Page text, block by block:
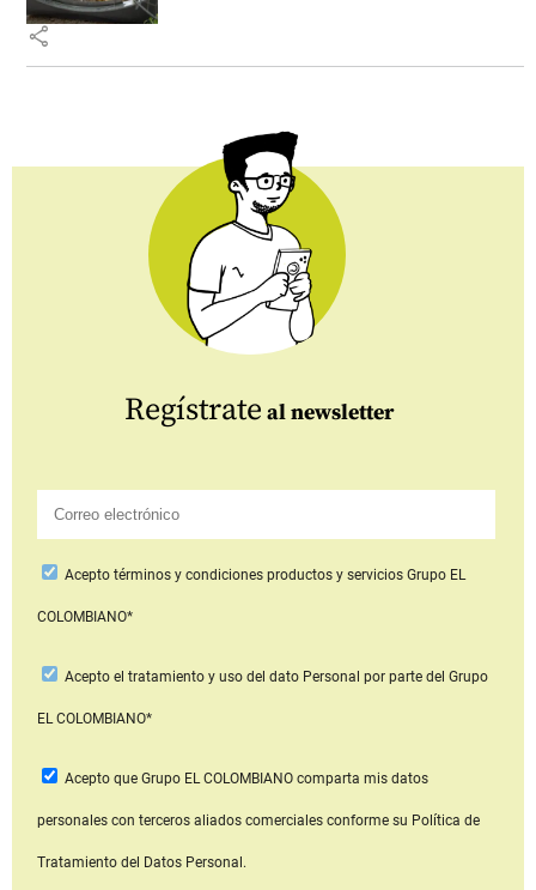
share
Regístrate al newsletter
Aceptotérminos y condiciones productos y serviciosGrupo EL
COLOMBIANO*
Acepto el tratamiento y uso del dato Personal por parte del Grupo
EL COLOMBIANO*
Acepto que Grupo EL COLOMBIANOcomparta mis datos
personales con terceros aliados comerciales conforme su Política de
Tratamiento del Datos Personal.